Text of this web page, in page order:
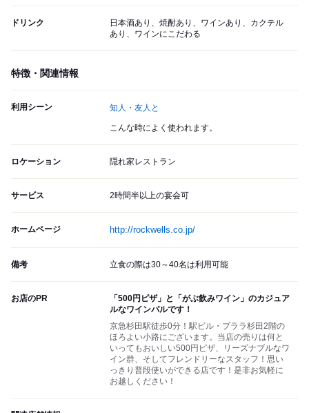
ドリンク
日本酒あり、焼酎あり、ワインあり、カクテル
あり、ワインにこだわる
特徴・関連情報
利用シーン 知人・友人と
こんな時によく使われます。
ロケーション 隠れ家レストラン
サービス 2時間半以上の宴会可
ホームページ http://rockwells.co.jp/
備考 立食の際は30～40名は利用可能
お店のPR
「500円ピザ」と「がぶ飲みワイン」のカジュア
ルなワインバルです！
京急杉田駅徒歩0分！駅ビル・プララ杉田2階の
ほろよい小路にございます。当店の売りは何と
いってもおいしい500円ピザ、リーズナブルなワ
イン群、そしてフレンドリーなスタッフ！思い
っきり普段使いができる店です！是非お気軽に
お越しください！